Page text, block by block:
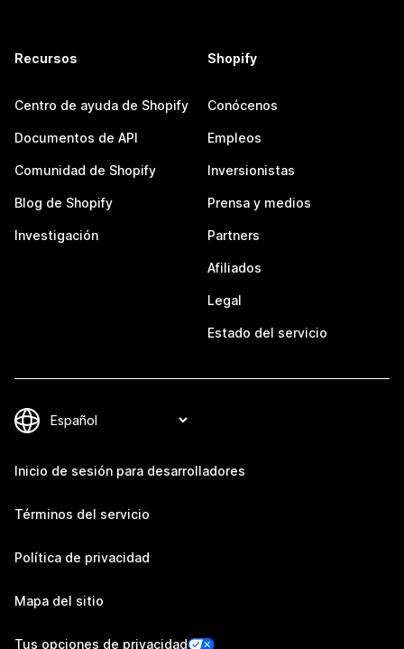
Recursos
Centro de ayuda de Shopify
Documentos de API
Comunidad de Shopify
Blog de Shopify
Investigación
Shopify
Conócenos
Empleos
Inversionistas
Prensa y medios
Partners
Afiliados
Legal
Estado del servicio
Inicio de sesión para desarrolladores
Términos del servicio
Política de privacidad
Mapa del sitio
Tus opciones de privacidad